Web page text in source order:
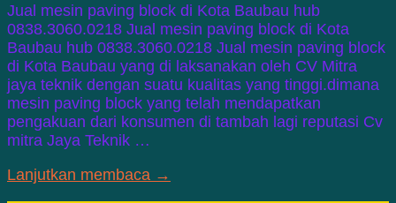
Jual mesin paving block di Kota Baubau hub
0838.3060.0218 Jual mesin paving block di Kota
Baubau hub 0838.3060.0218 Jual mesin paving block
di Kota Baubau yang di laksanakan oleh CV Mitra
jaya teknik dengan suatu kualitas yang tinggi.dimana
mesin paving block yang telah mendapatkan
pengakuan dari konsumen di tambah lagi reputasi Cv
mitra Jaya Teknik …
Lanjutkan membaca →